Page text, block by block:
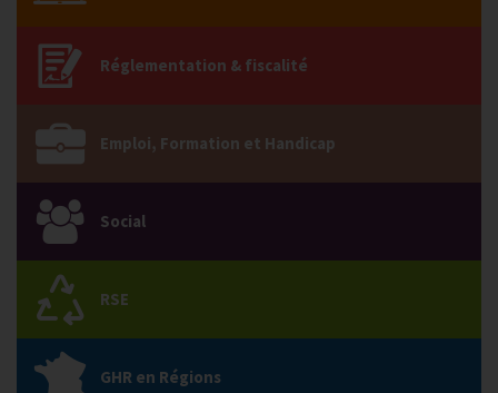
Réglementation & fiscalité
Emploi, Formation et Handicap
Social
RSE
GHR en Régions